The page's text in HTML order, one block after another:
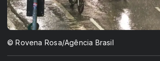
© Rovena Rosa/Agência Brasil